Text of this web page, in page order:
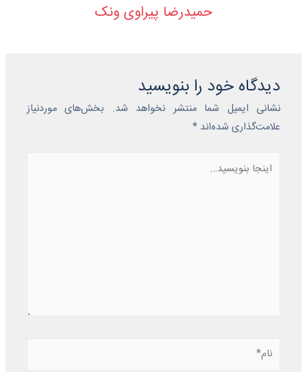
حمیدرضا پیراوی ونک
دیدگاه‌ خود را بنویسید
نشانی ایمیل شما منتشر نخواهد شد. بخش‌های موردنیاز
علامت‌گذاری شده‌اند*